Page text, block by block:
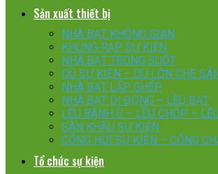
Sản xuất thiết bị
NHÀ BẠT KHÔNG GIAN
KHUNG RẠP SỰ KIỆN
NHÀ BẠT TRONG SUỐT
DÙ SỰ KIỆN – DÙ LỚN CHE
NHÀ BẠT LẮP GHÉP
NHÀ BẠT DI ĐỘNG – LỀU BẠT
LỀU BÁNH Ú – LỀU CHÓP –
SÂN KHẤU SỰ KIỆN
CỔNG HƠI SỰ KIỆN – CỔNG
Tổ chức sự kiện